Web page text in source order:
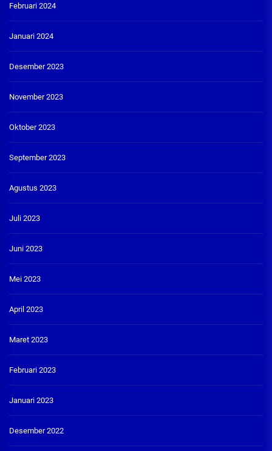
Februari 2024
Januari 2024
Desember 2023
November 2023
Oktober 2023
September 2023
Agustus 2023
Juli 2023
Juni 2023
Mei 2023
April 2023
Maret 2023
Februari 2023
Januari 2023
Desember 2022